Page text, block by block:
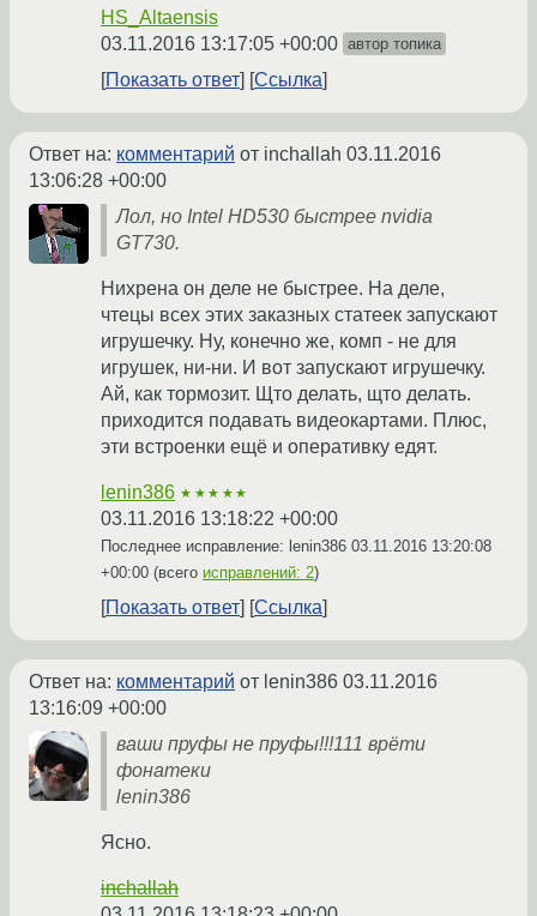
HS_Altaensis
03.11.2016 13:17:05 +00:00 автор топика
Показать ответ Ссылка
Ответ на: комментарий от inchallah 03.11.2016
13:06:28 +00:00
Лол, но Intel HD530 быстрее nvidia
GT730.
Нихрена он деле не быстрее. На деле,
чтецы всех этих заказных статеек запускают
игрушечку. Ну, конечно же, комп - не для
игрушек, ни-ни. И вот запускают игрушечку.
Ай, как тормозит. Щто делать, щто делать.
приходится подавать видеокартами. Плюс,
эти встроенки ещё и оперативку едят.
lenin386 ★★★★★
03.11.2016 13:18:22 +00:00
Последнее исправление: lenin386 03.11.2016 13:20:08
+00:00 (всего исправлений: 2)
Показать ответ Ссылка
Ответ на: комментарий от lenin386 03.11.2016
13:16:09 +00:00
ваши пруфы не пруфы!!!111 врёти
фонатеки
lenin386
Ясно.
inchallah